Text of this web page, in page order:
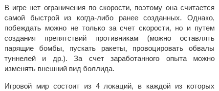
В игре нет ограничения по скорости, поэтому она считается
самой быстрой из когда-либо ранее созданных. Однако,
побеждать можно не только за счет скорости, но и путем
создания препятствий противникам (можно оставлять
парящие бомбы, пускать ракеты, провоцировать обвалы
туннелей и др.). За счет заработанного опыта можно
изменять внешний вид боллида.
Игровой мир состоит из 4 локаций, в каждой из которых